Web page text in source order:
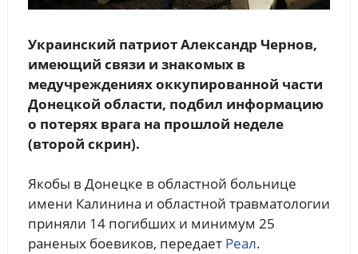
Украинский патриот Александр Чернов,
имеющий связи и знакомых в
медучреждениях оккупированной части
Донецкой области, подбил информацию
о потерях врага на прошлой неделе
(второй скрин).
Якобы в Донецке в областной больнице
имени Калинина и областной травматологии
приняли 14 погибших и минимум 25
раненых боевиков, передает Реал.